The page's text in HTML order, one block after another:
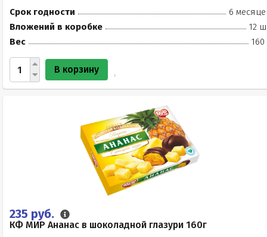
Срок годности
6
Вложений в коробке
12
Вес
160
В корзину
235 руб.
КФ МИР Ананас в шоколадной глазури 160г